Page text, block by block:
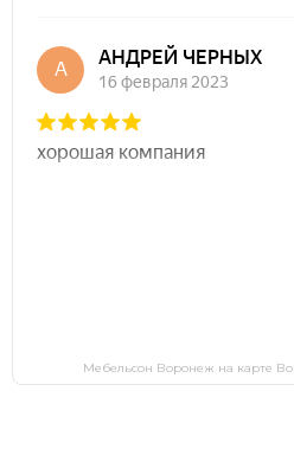
Мебельсон Воронеж на карте